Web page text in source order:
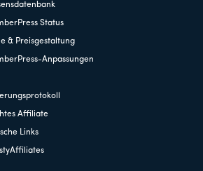
Status
& Preisgestaltung
Anpassungen
Affiliate
Links